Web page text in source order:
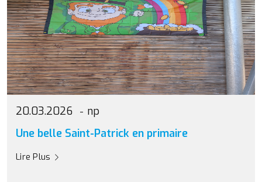
20.03.2026
np
Une belle Saint-Patrick en primaire
Lire Plus